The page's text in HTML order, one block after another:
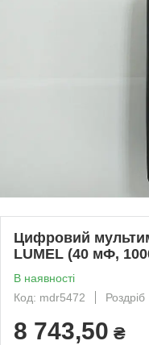
Цифровий
LUMEL (40 мФ,
В наявності
Код: mdr5472
Роздріб
8 743,50 ₴